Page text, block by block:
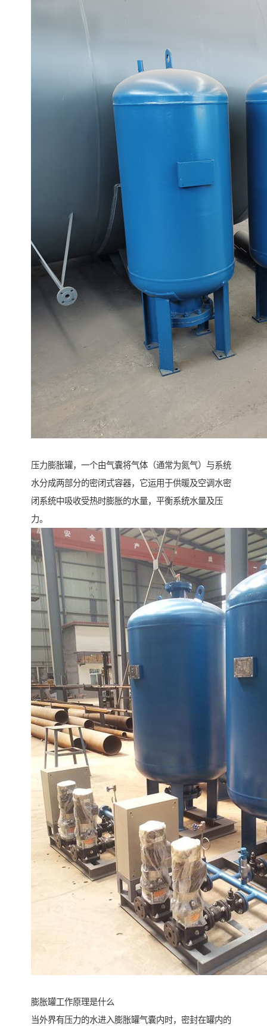
压力膨胀罐，一个由气囊将气体（通常为氮气）与系统
水分成两部分的密闭式容器，它运用于供暖及空调水密
闭系统中吸收受热时膨胀的水量，平衡系统水量及压
力。
膨胀罐工作原理是什么
当外界有压力的水进入膨胀罐气囊内时，密封在罐内的